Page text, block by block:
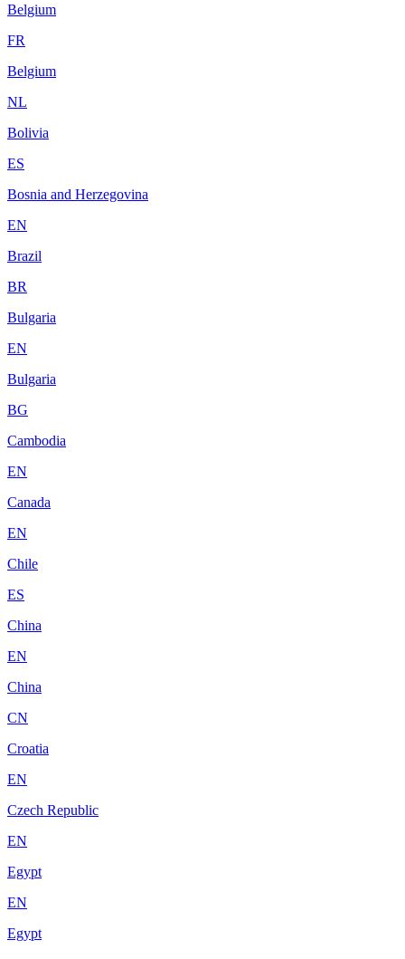
Belgium
FR
Belgium
NL
Bolivia
ES
Bosnia and Herzegovina
EN
Brazil
BR
Bulgaria
EN
Bulgaria
BG
Cambodia
EN
Canada
EN
Chile
ES
China
EN
China
CN
Croatia
EN
Czech Republic
EN
Egypt
EN
Egypt